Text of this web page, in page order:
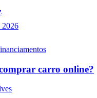
2026
carro online?